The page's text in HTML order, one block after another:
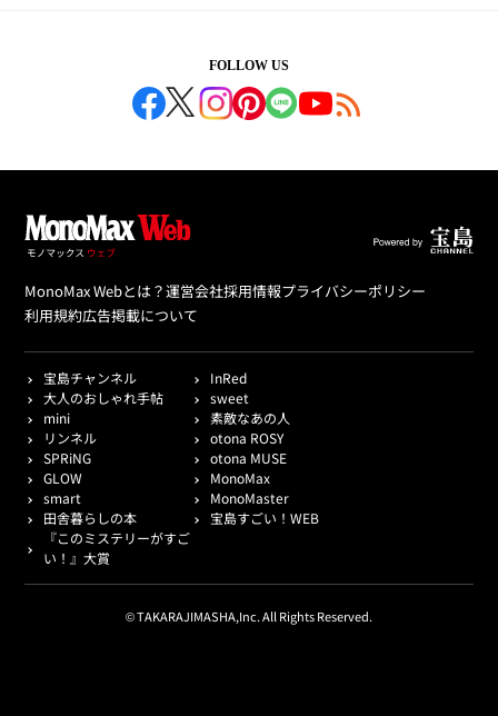
FOLLOW US
MonoMax Webとは？運営会社採用情報プライバシーポリシー
利用規約広告掲載について
宝島チャンネル
InRed
大人のおしゃれ手帖
sweet
mini
素敵なあの人
リンネル
otona ROSY
SPRiNG
otona MUSE
GLOW
MonoMax
smart
MonoMaster
田舎暮らしの本
宝島すごい！WEB
『このミステリーがすご
い！』大賞
© TAKARAJIMASHA,Inc. All Rights Reserved.